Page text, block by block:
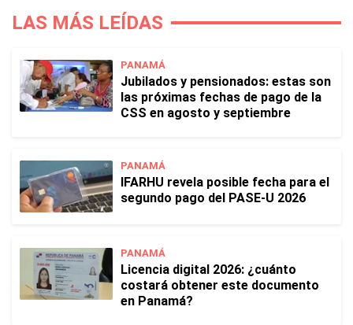
LAS MÁS LEÍDAS
PANAMÁ
Jubilados y pensionados: estas son
las próximas fechas de pago de la
CSS en agosto y septiembre
PANAMÁ
IFARHU revela posible fecha para el
segundo pago del PASE-U 2026
PANAMÁ
Licencia digital 2026: ¿cuánto
costará obtener este documento
en Panamá?